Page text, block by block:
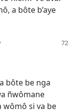
a bôte b’aye
bôte be nga
ñwômane
wômô si va be